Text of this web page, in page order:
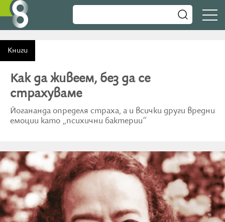
Книги
Как да живеем, без да се
страхуваме
Йогананда определя страха, а и всички други вредни
емоции като „психични бактерии“